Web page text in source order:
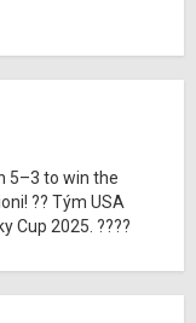
5–3 to win the
?? Tým USA
Cup 2025. ????